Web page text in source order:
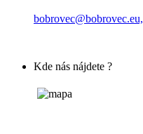
bobrovec@bobrovec.eu,
Kde nás nájdete ?